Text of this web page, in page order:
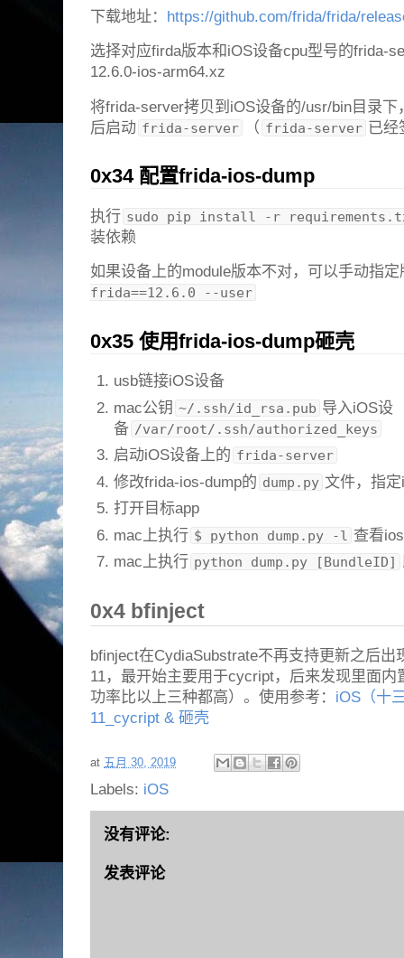
下载地址： https://github.com/frida/frida/
选择对应firda版本和iOS设备cpu型号的frida-
12.6.0-ios-arm64.xz
将frida-server拷贝到iOS设备的/usr/bin目录下
后启动 frida-server （ frida-server 已经
0x34 配置frida-ios-dump
执行 sudo pip install -r
装依赖
如果设备上的module版本不对，可以手动指
frida==12.6.0 --user
0x35 使用frida-ios-dump砸壳
usb链接iOS设备
mac公钥 ~/.ssh/id_rsa.pub 导入iOS设
备 /var/root/.ssh/authorized_keys
启动iOS设备上的 frida-server
修改frida-ios-dump的 dump.py 文件，指
打开目标app
mac上执行 $ python dump.py -l
查看
mac上执行 python dump.py [BundleID]
0x4 bfinject
bfinject在CydiaSubstrate不再支持更新之后出
11，最开始主要用于cycript，后来发现里面
功率比以上三种都高）。使用参考： iOS（十
11_cycript & 砸壳
at 五月 30, 2019
Labels: iOS
没有评论:
发表评论